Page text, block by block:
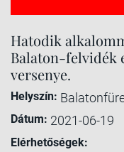
Hatodik
Balaton-felvidék
versenye.
Helyszín:
Dátum: 2021-06-19
Elérhetőségek: